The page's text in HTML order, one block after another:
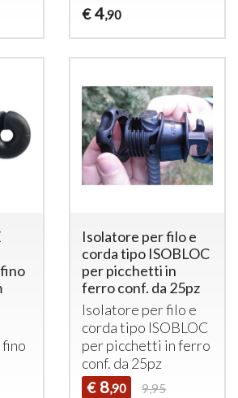
€ 4,90
Isolatore per filo e
corda tipo ISOBLOC
per picchetti in
ferro conf. da 25pz
Isolatore per filo e
corda tipo ISOBLOC
per picchetti in ferro
conf. da 25pz
€ 8,90 9,95